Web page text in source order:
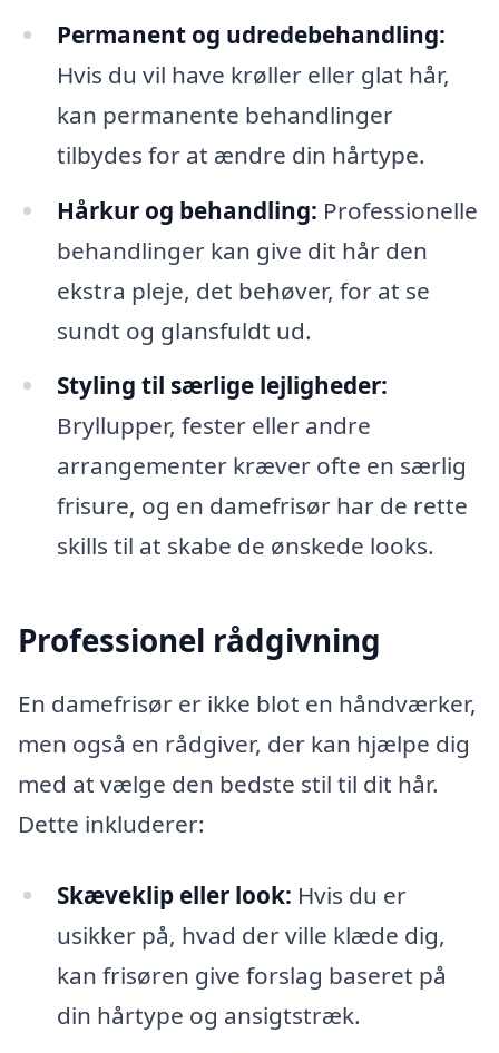
Permanent og udredebehandling:
Hvis du vil have krøller eller glat hår,
kan permanente behandlinger
tilbydes for at ændre din hårtype.
Hårkur og behandling: Professionelle
behandlinger kan give dit hår den
ekstra pleje, det behøver, for at se
sundt og glansfuldt ud.
Styling til særlige lejligheder:
Bryllupper, fester eller andre
arrangementer kræver ofte en særlig
frisure, og en damefrisør har de rette
skills til at skabe de ønskede looks.
Professionel rådgivning
En damefrisør er ikke blot en håndværker,
men også en rådgiver, der kan hjælpe dig
med at vælge den bedste stil til dit hår.
Dette inkluderer:
Skæveklip eller look: Hvis du er
usikker på, hvad der ville klæde dig,
kan frisøren give forslag baseret på
din hårtype og ansigtstræk.